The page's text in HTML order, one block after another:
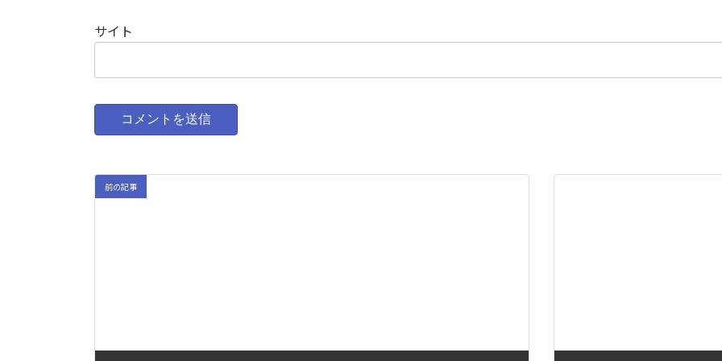
サイト
前の記事